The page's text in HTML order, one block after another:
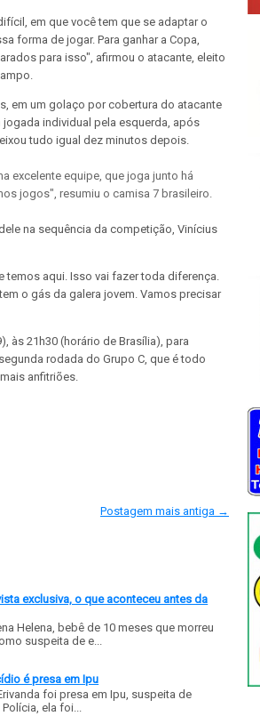
em que você tem que se adaptar o
forma de jogar. Para ganhar a Copa,
para isso", afirmou o atacante, eleito
em um golaço por cobertura do atacante
individual pela esquerda, após
tudo igual dez minutos depois.
excelente equipe, que joga junto há
jogos", resumiu o camisa 7 brasileiro.
na sequência da competição, Vinícius
temos aqui. Isso vai fazer toda diferença.
o gás da galera jovem. Vamos precisar
às 21h30 (horário de Brasília), para
rodada do Grupo C, que é todo
anfitriões.
Postagem mais antiga →
exclusiva, o que aconteceu antes da
Helena, bebê de 10 meses que morreu
suspeita de e...
é presa em Ipu
foi presa em Ipu, suspeita de
ela foi...